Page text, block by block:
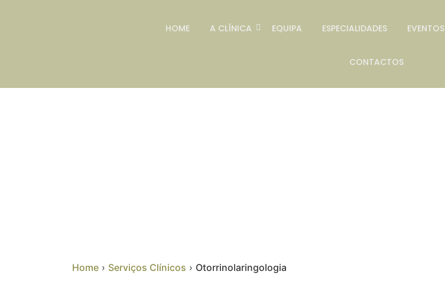
HOME A CLÍNICA EQUIPA ESPECIALIDADES EVENTOS
CONTACTOS
Home › Serviços Clínicos › Otorrinolaringologia